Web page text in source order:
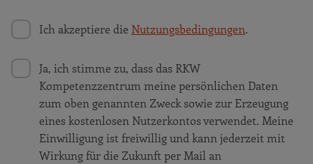
Ich akzeptiere die Nutzungsbedingungen.
Ja, ich stimme zu, dass das RKW
Kompetenzzentrum meine persönlichen Daten
zum oben genannten Zweck sowie zur Erzeugung
eines kostenlosen Nutzerkontos verwendet. Meine
Einwilligung ist freiwillig und kann jederzeit mit
Wirkung für die Zukunft per Mail an